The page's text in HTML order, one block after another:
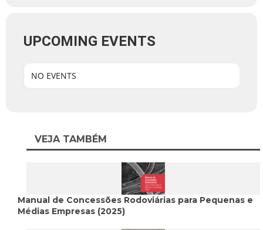
UPCOMING EVENTS
NO EVENTS
VEJA TAMBÉM
Manual de Concessões Rodoviárias para Pequenas e
Médias Empresas (2025)